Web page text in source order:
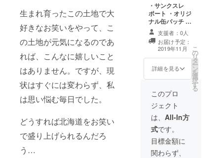
生まれ育ったこの土地で大
好きなお笑いをやって、こ
の土地が元気になるのであ
れば、こんなに嬉しいこと
はありません。ですが、現
状はすぐには変わらず、私
は思い悩む毎日でした。
どうすれば北海道をお笑い
で盛り上げられるんだろ
う…
・サンクスレ
ポート ・オリジ
ナル缶バッチ ・
オリジナルミニ
アルバム (お笑い
ライブの様子な
どを写真に撮
り、アルバムに
します) ・オリジ
ご希望の品のサ
イズを備考欄に
記載していただ
きますようお願
いいたします。
支援者：0人
お届け予定：
2019年11月
詳細を見る
こ
の
リ
タ
ー
ン
を
選
択
す
る
このプロ
ジェクト
は、 All-In方
式です。
目標金額に
関わらず、